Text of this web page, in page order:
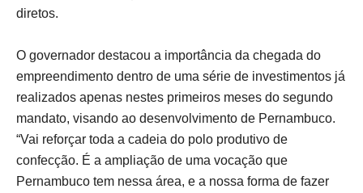
diretos.
O governador destacou a importância da chegada do
empreendimento dentro de uma série de investimentos já
realizados apenas nestes primeiros meses do segundo
mandato, visando ao desenvolvimento de Pernambuco.
“Vai reforçar toda a cadeia do polo produtivo de
confecção. É a ampliação de uma vocação que
Pernambuco tem nessa área, e a nossa forma de fazer